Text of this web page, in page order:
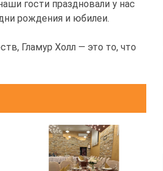
гости праздновали у нас
рождения и юбилеи.
Гламур Холл — это то, что